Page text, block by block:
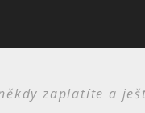
zaplatíte a